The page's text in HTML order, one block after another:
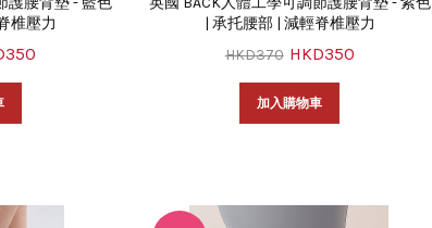
椎壓力
| 承托腰部 | 減輕脊椎壓力
HKD370 HKD350
加入購物車